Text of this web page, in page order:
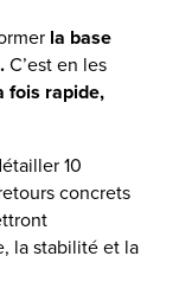
la base
C’est en les
fois rapide,
10
concrets
la stabilité et la